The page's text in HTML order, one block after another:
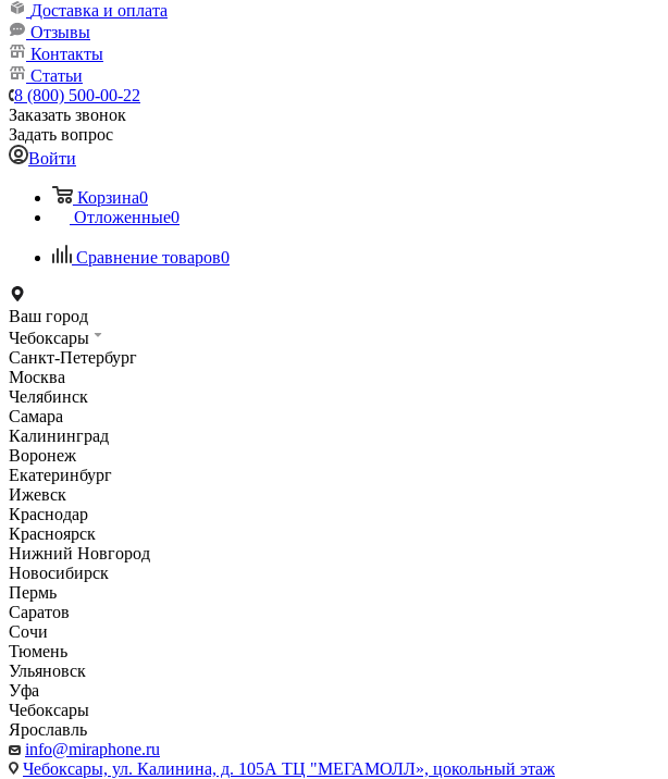
Доставка и оплата
Отзывы
Контакты
Статьи
8 (800) 500-00-22
Заказать звонок
Задать вопрос
Войти
Корзина0
Отложенные0
Сравнение товаров0
Ваш город
Чебоксары
Санкт-Петербург
Москва
Челябинск
Самара
Калининград
Воронеж
Екатеринбург
Ижевск
Краснодар
Красноярск
Нижний Новгород
Новосибирск
Пермь
Саратов
Сочи
Тюмень
Ульяновск
Уфа
Чебоксары
Ярославль
info@miraphone.ru
Чебоксары, ул. Калинина, д. 105А ТЦ "МЕГАМОЛЛ», цокольный этаж